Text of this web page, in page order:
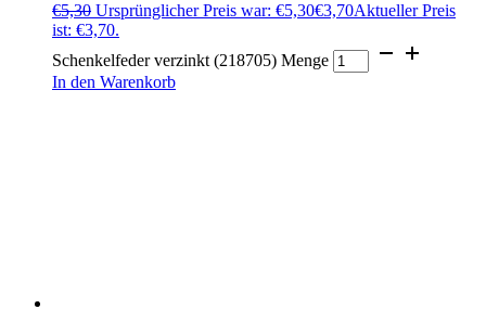
€5,30 Ursprünglicher Preis war: €5,30€3,70Aktueller Preis
ist: €3,70.
Schenkelfeder verzinkt (218705) Menge
In den Warenkorb